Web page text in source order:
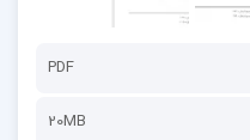
PDF
20MB